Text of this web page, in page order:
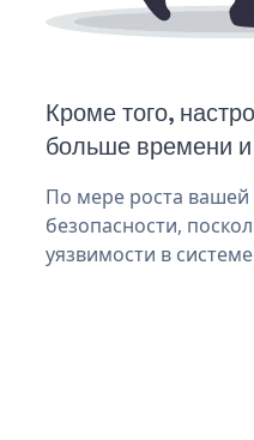
Кроме того,
больше времени
По мере роста вашей
безопасности,
уязвимости в